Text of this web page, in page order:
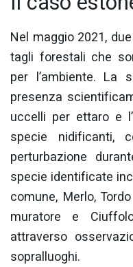
Nel maggio 2021,
tagli forestali che
per l’ambiente. La
presenza
uccelli per ettaro e
specie nidificanti,
perturbazione
specie identificate
comune, Merlo,
muratore e
attraverso
sopralluoghi.